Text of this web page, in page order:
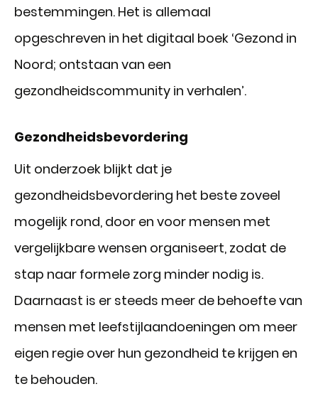
bestemmingen. Het is allemaal
opgeschreven in het digitaal boek ‘Gezond in
Noord; ontstaan van een
gezondheidscommunity in verhalen’.
Gezondheidsbevordering
Uit onderzoek blijkt dat je
gezondheidsbevordering het beste zoveel
mogelijk rond, door en voor mensen met
vergelijkbare wensen organiseert, zodat de
stap naar formele zorg minder nodig is.
Daarnaast is er steeds meer de behoefte van
mensen met leefstijlaandoeningen om meer
eigen regie over hun gezondheid te krijgen en
te behouden.